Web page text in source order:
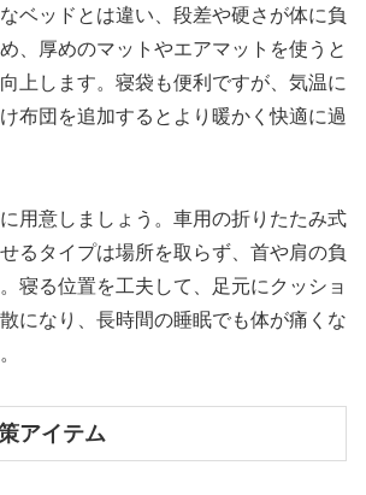
ベッドとは違い、段差や硬さが体に負
、厚めのマットやエアマットを使うと
上します。寝袋も便利ですが、気温に
布団を追加するとより暖かく快適に過
用意しましょう。車用の折りたたみ式
るタイプは場所を取らず、首や肩の負
寝る位置を工夫して、足元にクッショ
になり、長時間の睡眠でも体が痛くな
アイテム